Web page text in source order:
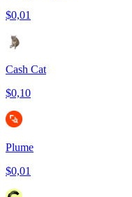
$0,01
Cash Cat
$0,10
Plume
$0,01